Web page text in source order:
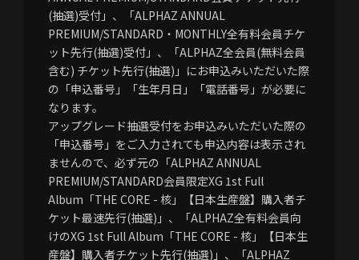
(抽選)受付」、「ALPHAZ ANNUAL
PREMIUM/STANDARD・MONTHLY全有料会員チケ
ット先行(抽選)受付」、「ALPHAZ全会員(無料会員
含む) チケット先行(抽選)」にお申込みいただいた際
の「申込番号」「生年月日」「電話番号」が必要に
なります。
アップグレード抽選受付をお申込みいただいた際の
「申込番号」をご入力されても申込内容は表示され
ませんので、必ず元の「ALPHAZ ANNUAL
PREMIUM/STANDARD会員限定XG 1st Full
Album「THE CORE - 核」【日本生産盤】購入者チ
ケット最速先行(抽選)」、「ALPHAZ全有料会員向
けのXG 1st Full Album「THE CORE - 核」【日本生
産盤】購入者チケット先行(抽選)」、「ALPHAZ